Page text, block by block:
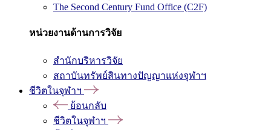
The Second Century Fund Office (C2F)
หน่วยงานด้านการวิจัย
สำนักบริหารวิจัย
สถาบันทรัพย์สินทางปัญญาแห่งจุฬาฯ
ชีวิตในจุฬาฯ
ย้อนกลับ
ชีวิตในจุฬาฯ